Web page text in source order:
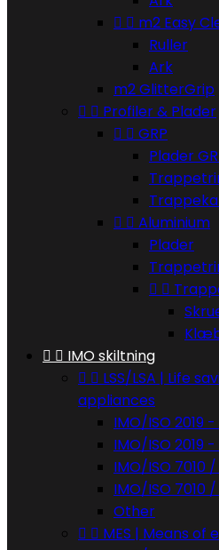
  m2 Easy
Ruller
Ark
m2 GlitterGrip
  Profiler & Plader
  GRP
Plader
  Aluminium
Plader
 
  IMO skiltning
  LSS/LSA | Life
appliances
IMO/ISO 2019
IMO/ISO 2019
IMO/ISO 7010
IMO/ISO 7010
Other
  MES | Means of